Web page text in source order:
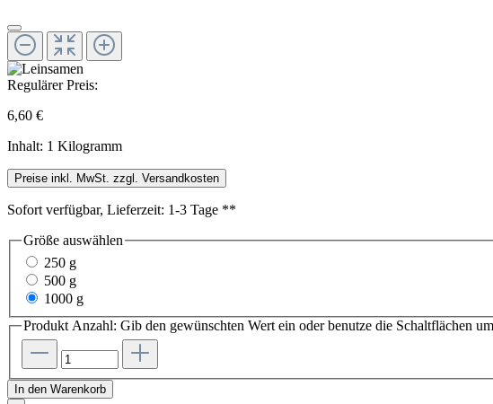
Regulärer Preis:
6,60 €
Inhalt: 1 Kilogramm
Preise inkl. MwSt. zzgl. Versandkosten
Sofort verfügbar, Lieferzeit: 1-3 Tage **
Größe auswählen
250 g
500 g
1000 g
Produkt Anzahl: Gib den gewünschten Wert ein oder benutze die Schaltflächen
In den Warenkorb